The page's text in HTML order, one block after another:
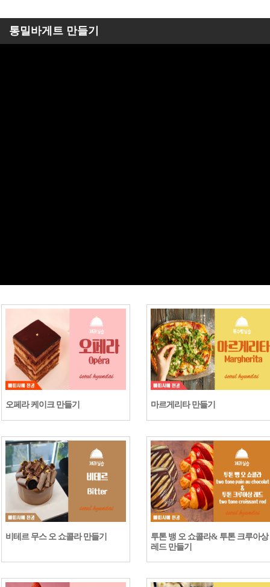
통밀바게트 만들기
오페라 케이크 만들기 마르게리타 만들기
비테르 무스 오 쇼콜라 만들기 투톤 뱅 오 쇼콜라& 투톤 크루아상
레드 만들기